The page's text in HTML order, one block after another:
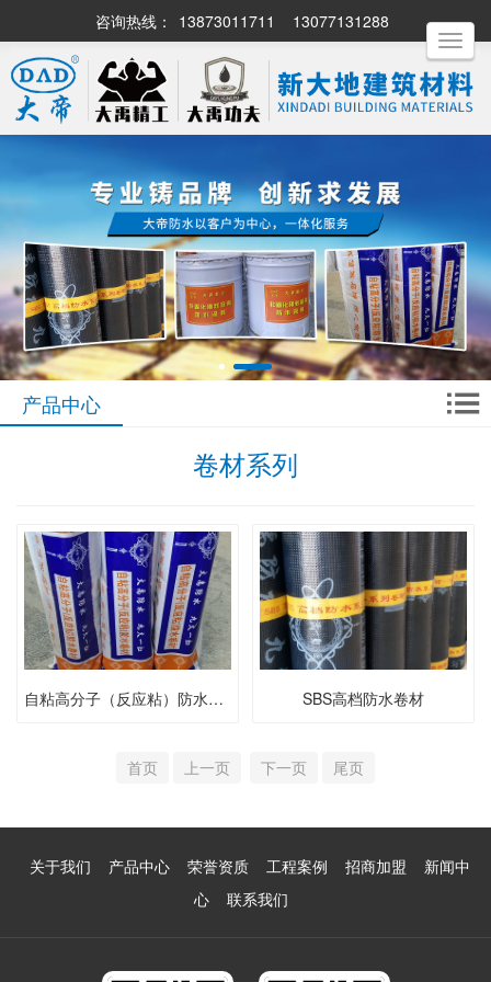
咨询热线： 13873011711 13077131288
产品中心
卷材系列
自粘高分子（反应粘）防水卷材 SBS高档防水卷材
首页 上一页 下一页 尾页
关于我们 产品中心 荣誉资质 工程案例 招商加盟
新闻中
心
联系我们
Toggle